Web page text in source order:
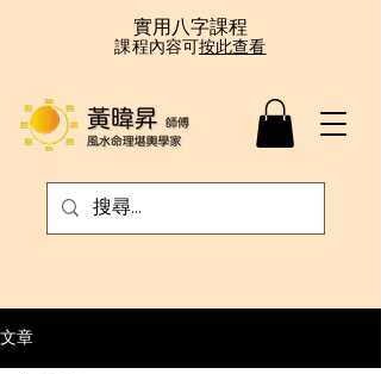
實用八字課程
課程內容可按此查看
文章